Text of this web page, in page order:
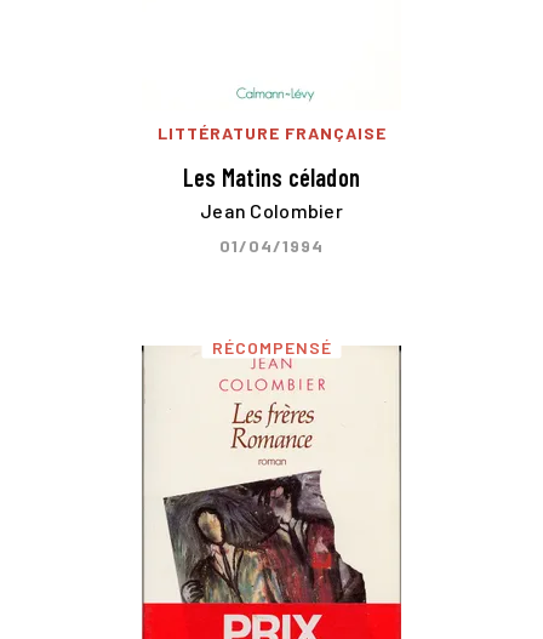
LITTÉRATURE FRANÇAISE
Les Matins céladon
Jean Colombier
01/04/1994
RÉCOMPENSÉ